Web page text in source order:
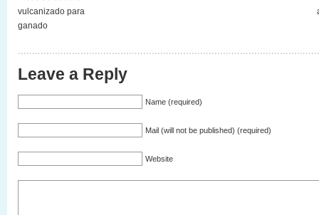
vulcanizado para
ganado
Leave a Reply
Name (required)
Mail (will not be published) (required)
Website